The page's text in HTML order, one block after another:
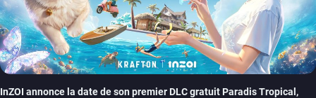
InZOI annonce la date de son premier DLC gratuit Paradis Tropical,